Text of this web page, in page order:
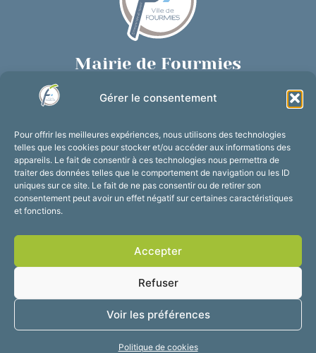
Gérer le consentement
Pour offrir les meilleures expériences, nous utilisons des technologies
telles que les cookies pour stocker et/ou accéder aux informations des
appareils. Le fait de consentir à ces technologies nous permettra de
traiter des données telles que le comportement de navigation ou les ID
uniques sur ce site. Le fait de ne pas consentir ou de retirer son
consentement peut avoir un effet négatif sur certaines caractéristiques
et fonctions.
Accepter
Refuser
Voir les préférences
Politique de cookies
Mairie de Fourmies
03 27 59 69 79
Horaires d’ouverture
Du lundi au vendredi :
de 8h30 à 12h et de 13h30 à 17h30
Suivez-nous !
Accessibilité
Mentions légales
2025 © Propulsé par